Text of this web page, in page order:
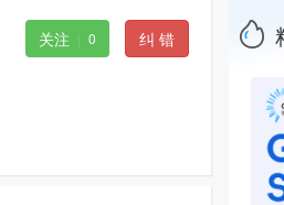
关注 | 0 纠 错